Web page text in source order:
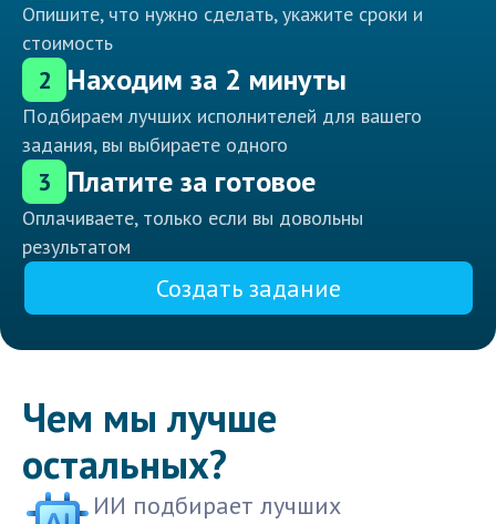
Опишите, что нужно сделать, укажите сроки и
стоимость
2 Находим за 2 минуты
Подбираем лучших исполнителей для вашего
задания, вы выбираете одного
3 Платите за готовое
Оплачиваете, только если вы довольны
результатом
Создать задание
Чем мы лучше
остальных?
ИИ подбирает лучших